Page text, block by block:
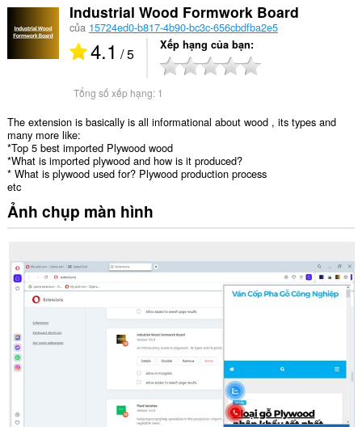
Industrial Wood Formwork Board
của 15724ed0-b817-4b90-bc3c-656cbdfba2e5
4.1 / 5 Xếp hạng của bạn
Tổng số xếp hạng: 1
The extension is basically is all informational about wood , its types and
many more like:
*Top 5 best imported Plywood wood
*What is imported plywood and how is it produced?
* What is plywood used for? Plywood production process
etc
Ảnh chụp màn hình